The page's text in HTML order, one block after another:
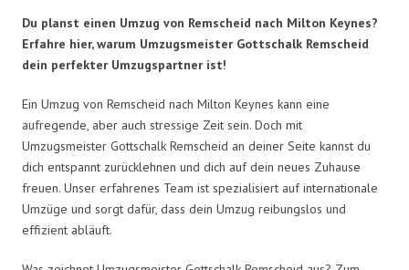
Du planst einen Umzug von Remscheid nach Milton Keynes?
Erfahre hier, warum Umzugsmeister Gottschalk Remscheid
dein perfekter Umzugspartner ist!
Ein Umzug von Remscheid nach Milton Keynes kann eine
aufregende, aber auch stressige Zeit sein. Doch mit
Umzugsmeister Gottschalk Remscheid an deiner Seite kannst du
dich entspannt zurücklehnen und dich auf dein neues Zuhause
freuen. Unser erfahrenes Team ist spezialisiert auf internationale
Umzüge und sorgt dafür, dass dein Umzug reibungslos und
effizient abläuft.